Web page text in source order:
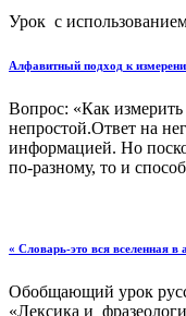
Урок с
Алфавитный подход к
Вопрос: «Как
непростой.Ответ на
информацией. Но
по-разному, то и
« Словарь-это вся вселенная в
Обобщающий урок
«Лексика и